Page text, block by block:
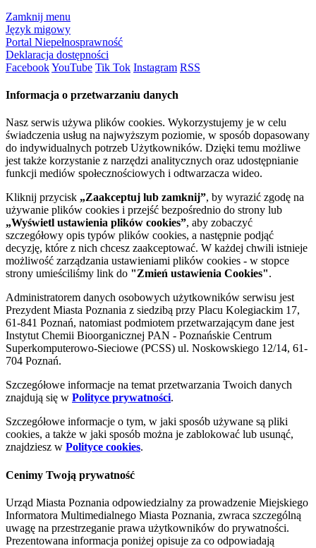
Zamknij menu
Język migowy
Portal Niepełnosprawność
Deklaracja dostępności
FacebookYouTube Tik Tok Instagram RSS
Informacja o przetwarzaniu danych
Nasz serwis używa plików cookies. Wykorzystujemy je w celu
świadczenia usług na najwyższym poziomie, w sposób dopasowany
do indywidualnych potrzeb Użytkowników. Dzięki temu możliwe
jest także korzystanie z narzędzi analitycznych oraz udostępnianie
funkcji mediów społecznościowych i odtwarzacza wideo.
Kliknij przycisk „Zaakceptuj lub zamknij”, by wyrazić zgodę na
używanie plików cookies i przejść bezpośrednio do strony lub
„Wyświetl ustawienia plików cookies”, aby zobaczyć
szczegółowy opis typów plików cookies, a następnie podjąć
decyzję, które z nich chcesz zaakceptować. W każdej chwili istnieje
możliwość zarządzania ustawieniami plików cookies - w stopce
strony umieściliśmy link do "Zmień ustawienia Cookies".
Administratorem danych osobowych użytkowników serwisu jest
Prezydent Miasta Poznania z siedzibą przy Placu Kolegiackim 17,
61-841 Poznań, natomiast podmiotem przetwarzającym dane jest
Instytut Chemii Bioorganicznej PAN - Poznańskie Centrum
Superkomputerowo-Sieciowe (PCSS) ul. Noskowskiego 12/14, 61-
704 Poznań.
Szczegółowe informacje na temat przetwarzania Twoich danych
znajdują się w Polityce prywatności.
Szczegółowe informacje o tym, w jaki sposób używane są pliki
cookies, a także w jaki sposób można je zablokować lub usunąć,
znajdziesz w Polityce cookies.
Cenimy Twoją prywatność
Urząd Miasta Poznania odpowiedzialny za prowadzenie Miejskiego
Informatora Multimedialnego Miasta Poznania, zwraca szczególną
uwagę na przestrzeganie prawa użytkowników do prywatności.
Prezentowana informacja poniżej opisuje za co odpowiadają